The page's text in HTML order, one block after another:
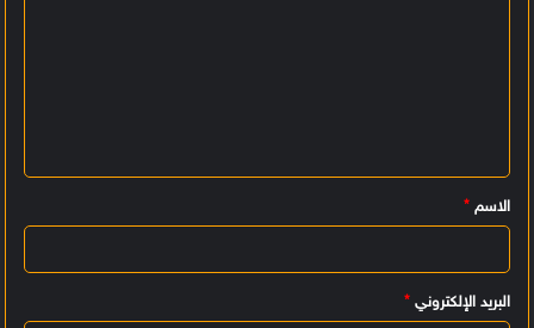
ي
ق
الاسم *
البريد الإلكتروني *